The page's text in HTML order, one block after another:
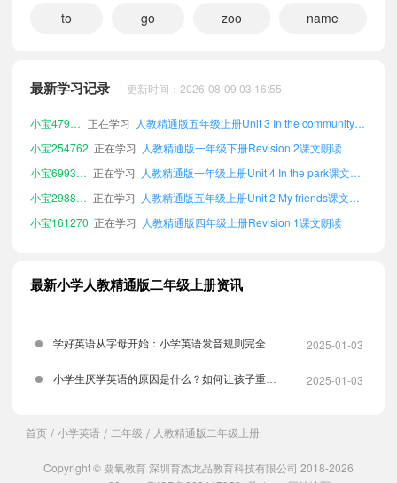
to go zoo name
最新学习记录 更新时间：2026-08-09 03:16:55
小宝707363 正在学习 人教精通版三年级下册Unit 1 Family课文朗读
小宝479201 正在学习
人教精通版五年级上册Unit 3 In the community课文朗读
小宝254762 正在学习 人教精通版一年级下册Revision 2课文朗读
小宝699353 正在学习
人教精通版一年级上册Unit 4 In the park课文朗读
小宝298850 正在学习
人教精通版五年级上册Unit 2 My friends课文朗读
小宝161270 正在学习 人教精通版四年级上册Revision 1课文朗读
小宝663367
正在学习
小宝806987 正在学习
人教精通版六年级下册Appendix 1 Chants and songs in each unit课文朗读
小宝746963 正在学习
小宝217552 正在学习 人教精通版六年级下册Revision 2课文朗读
最新小学人教精通版二年级上册资讯
学好英语从字母开始：小学英语发音规则完全指
南
2025-01-03
小学生厌学英语的原因是什么？如何让孩子重拾 2025-01-03
首页 / 小学英语 / 二年级 / 人教精通版二年级上册
Copyright © 粟氧教育 深圳育杰龙品教育科技有限公司 2018-2026